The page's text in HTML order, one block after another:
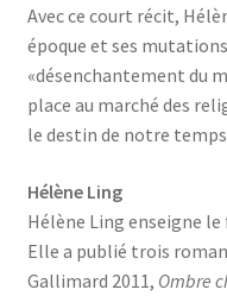
Avec ce court récit,
époque et ses
«désenchantement du
place au marché des
le destin de notre
Hélène Ling
Hélène Ling enseigne
Elle a publié trois
Gallimard 2011, Ombre